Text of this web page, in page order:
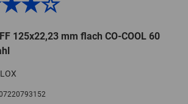
125x22,23 mm flach CO-COOL 60